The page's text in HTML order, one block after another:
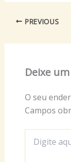
PREVIOUS
Deixe
O seu
Campos
aqui...